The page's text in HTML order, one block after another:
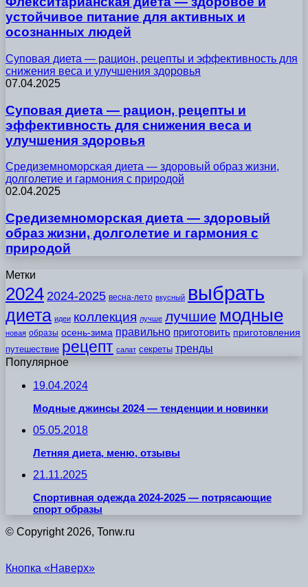
устойчивое питание для активных и
осознанных людей
Суповая диета — рацион, рецепты и эффективность для
снижения веса и улучшения здоровья
07.04.2025
Суповая диета — рацион, рецепты и
эффективность для снижения веса и
улучшения здоровья
Средиземноморская диета — здоровый образ жизни,
долголетие и гармония с природой
02.04.2025
Средиземноморская диета — здоровый
образ жизни, долголетие и гармония с
природой
Метки
2024 2024-2025 весна-лето вкусный выбрать
диета идеи коллекция лучше лучшие модные
новая образы осень-зима правильно приготовить приготовления
путешествие рецепт салат секреты тренды
Популярное
19.04.2024
Модные джинсы 2024 — тенденции и новинки
05.05.2018
Летняя диета, меню, отзывы
21.11.2025
Спортивная одежда 2024-2025 — потрясающие
спорт образы
© Copyright 2026, Tonw.ru
Кнопка «Наверх»